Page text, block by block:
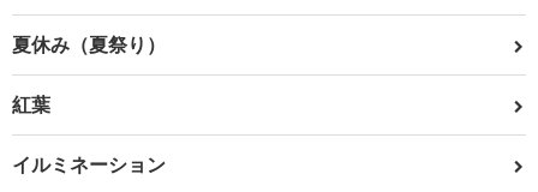
夏休み（夏祭り）
紅葉
イルミネーション